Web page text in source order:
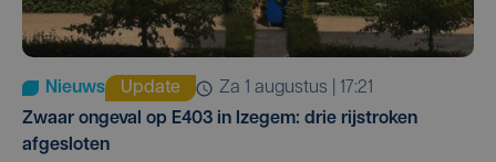
Nieuws Update
za 1 augustus | 17:21
Zwaar ongeval op E403 in Izegem: drie rijstroken
afgesloten